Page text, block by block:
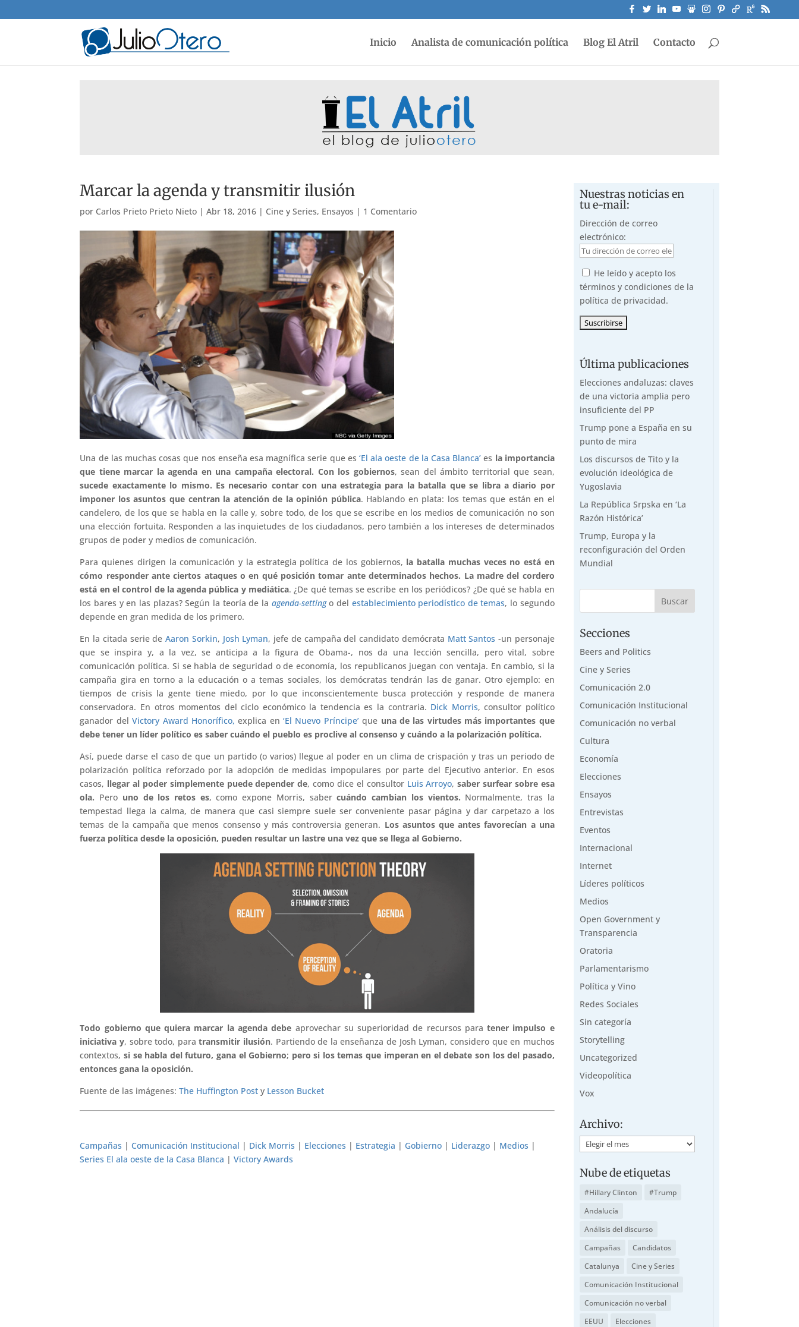
Inicio Analista de comunicación política Blog El Atril Contacto
Marcar la agenda y transmitir ilusión
por Carlos Prieto Prieto Nieto |Abr 18, 2016 | Cine y Series, Ensayos | 1 Comentario
Una de las muchas cosas que nos enseña esa magnífica serie que es ‘El ala oeste de la Casa Blanca’ es la importancia
que tiene marcar la agenda en una campaña electoral. Con los gobiernos, sean del ámbito territorial que sean,
sucede exactamente lo mismo. Es necesario contar con una estrategia para la batalla que se libra a diario por
imponer los asuntos que centran la atención de la opinión pública. Hablando en plata: los temas que están en el
candelero, de los que se habla en la calle y, sobre todo, de los que se escribe en los medios de comunicación no son
una elección fortuita. Responden a las inquietudes de los ciudadanos, pero también a los intereses de determinados
grupos de poder y medios de comunicación.
Para quienes dirigen la comunicación y la estrategia política de los gobiernos, la batalla muchas veces no está en
cómo responder ante ciertos ataques o en qué posición tomar ante determinados hechos. La madre del cordero
está en el control de la agenda pública y mediática. ¿De qué temas se escribe en los periódicos? ¿De qué se habla en
los bares y en las plazas? Según la teoría de la agenda-settingo del establecimiento periodístico de temas, lo segundo
depende en gran medida de los primero.
En la citada serie deAaron Sorkin, Josh Lyman, jefe de campaña del candidato demócrata Matt Santos -un personaje
que se inspira y, a la vez, se anticipa a la figura de Obama-, nos da una lección sencilla, pero vital, sobre
comunicación política. Si se habla de seguridad o de economía, los republicanos juegan con ventaja. En cambio, si la
campaña gira en torno a la educación o a temas sociales, los demócratas tendrán las de ganar. Otro ejemplo: en
tiempos de crisis la gente tiene miedo, por lo que inconscientemente busca protección y responde de manera
conservadora. En otros momentos del ciclo económico la tendencia es la contraria. Dick Morris, consultor político
ganador delVictory Award Honorífico, explica en‘El Nuevo Príncipe’que una de las virtudes más importantes que
debe tener un líder político es saber cuándo el pueblo es proclive al consenso y cuándo a la polarización política.
Así, puede darse el caso de que un partido (o varios) llegue al poder en un clima de crispación y tras un periodo de
polarización política reforzado por la adopción de medidas impopulares por parte del Ejecutivo anterior. En esos
casos, llegar al poder simplemente puede depender de, como dice el consultor Luis Arroyo,saber surfear sobre esa
ola. Pero uno de los retos es, como expone Morris, sabercuándo cambian los vientos. Normalmente, tras la
tempestad llega la calma, de manera que casi siempre suele ser conveniente pasar página y dar carpetazo a los
temas de la campaña que menos consenso y más controversia generan. Los asuntos que antes favorecían a una
fuerza política desde la oposición, pueden resultar un lastre una vez que se llega al Gobierno.
Todo gobierno que quiera marcar la agenda debe aprovechar su superioridad de recursos paratener impulso e
iniciativa y, sobre todo, paratransmitir ilusión. Partiendo de la enseñanza de Josh Lyman, considero que en muchos
contextos, si se habla del futuro, gana el Gobierno; pero si los temas que imperan en el debate son los del pasado,
entonces gana la oposición.
Fuente de las imágenes:The Huffington Post y Lesson Bucket
Campañas | Comunicación Institucional | Dick Morris | Elecciones | Estrategia | Gobierno | Liderazgo | Medios |
Series El ala oeste de la Casa Blanca |Victory Awards
Nuestras noticias en
tu e-mail:
Dirección de correo
electrónico:
He leído y acepto los
términos y condiciones de la
política de privacidad.
Última publicaciones
Elecciones andaluzas: claves
de una victoria amplia pero
insuficiente del PP
Trump pone a España en su
punto de mira
Los discursos de Tito y la
evolución ideológica de
Yugoslavia
La República Srpska en ‘La
Razón Histórica’
Trump, Europa y la
reconfiguración del Orden
Mundial
Secciones
Beers and Politics
Cine y Series
Comunicación 2.0
Comunicación Institucional
Comunicación no verbal
Cultura
Economía
Elecciones
Ensayos
Entrevistas
Eventos
Internacional
Internet
Líderes políticos
Medios
Open Government y
Transparencia
Oratoria
Parlamentarismo
Política y Vino
Redes Sociales
Sin categoría
Storytelling
Uncategorized
Videopolítica
Vox
Archivo:
Archivo:
Nube de etiquetas
#Hillary Clinton
#Trump
Andalucía
Análisis del discurso
Campañas
Candidatos
Catalunya
Cine y Series
Comunicación Institucional
Comunicación no verbal
EEUU
Elecciones